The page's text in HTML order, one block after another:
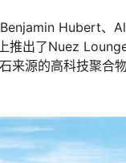
Hubert
出了Nuez
来源的高科技聚合